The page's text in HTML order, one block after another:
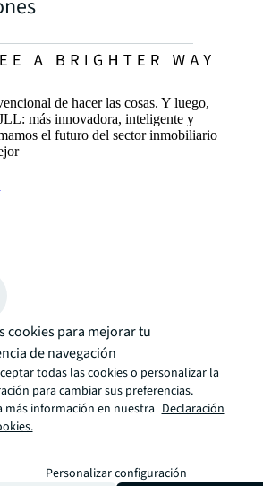
de hacer las cosas. Y luego,
más innovadora, inteligente y
el futuro del sector inmobiliario
ayudarte?
de trabajo híbrido
sostenible
espacios
empleo
cookies para mejorar tu
de navegación
todas las cookies o personalizar la
para cambiar sus preferencias.
más información en nuestra Declaración
Personalizar configuración